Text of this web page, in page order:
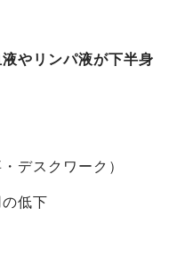
液やリンパ液が下半身
デスクワーク）
低下